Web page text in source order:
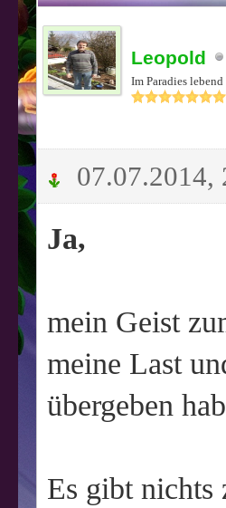
Leopold
Im Paradies lebend
07.07.2014,
Ja,
mein Geist
meine Last
übergeben
Es gibt nichts